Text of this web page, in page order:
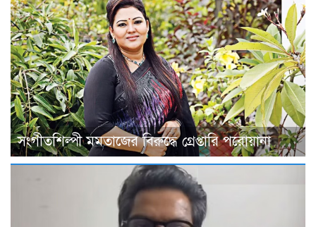
সংগীতশিল্পী মমতাজের বিরুদ্ধে গ্রেপ্তারি পরোয়ানা